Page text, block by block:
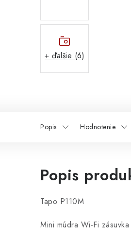
+ ďalšie (6)
Popis Hodnotenie
Popis
Tapo P110M
Mini múdra Wi-Fi